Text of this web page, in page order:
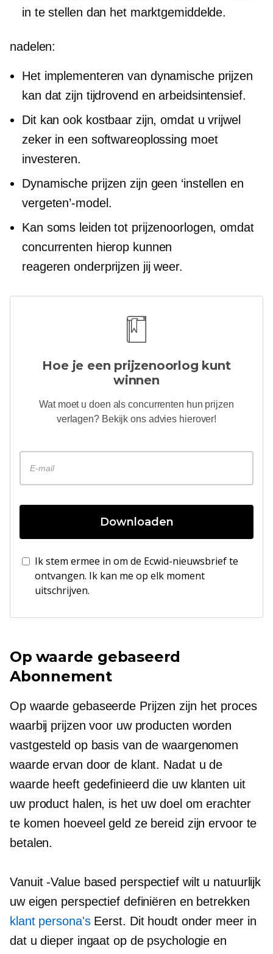
in te stellen dan het marktgemiddelde.
nadelen:
Het implementeren van dynamische prijzen
kan dat zijn tijdrovend enarbeidsintensief.
Dit kan ook kostbaar zijn, omdat u vrijwel
zeker in een softwareoplossing moet
investeren.
Dynamische prijzen zijn geen ‘instellen en
vergeten’-model.
Kan soms leiden tot prijzenoorlogen, omdat
concurrenten hierop kunnen
reagerenonderprijzen jij weer.
Hoe je een prijzenoorlog kunt
winnen
Wat moet u doen als concurrenten hun prijzen
verlagen? Bekijk ons ​​advies hierover!
Downloaden
Ik stem ermee in om de Ecwid-nieuwsbrief te
ontvangen. Ik kan me op elk moment
uitschrijven.
Op waarde gebaseerd
Abonnement
Op waarde gebaseerde Prijzen zijn het proces
waarbij prijzen voor uw producten worden
vastgesteld op basis van de waargenomen
waarde ervan door de klant. Nadat u de
waarde heeft gedefinieerd die uw klanten uit
uw product halen, is het uw doel om erachter
te komen hoeveel geld ze bereid zijn ervoor te
betalen.
Vanuit-Value based perspectief wilt u natuurlijk
uw eigen perspectief definiëren en betrekken
klant persona'sEerst. Dit houdt onder meer in
dat u dieper ingaat op de psychologie en